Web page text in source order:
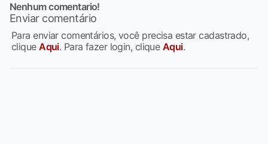
Nenhum comentario!
Enviar comentário
Para enviar comentários, você precisa estar cadastrado,
cliqueAqui. Para fazer login, clique Aqui.